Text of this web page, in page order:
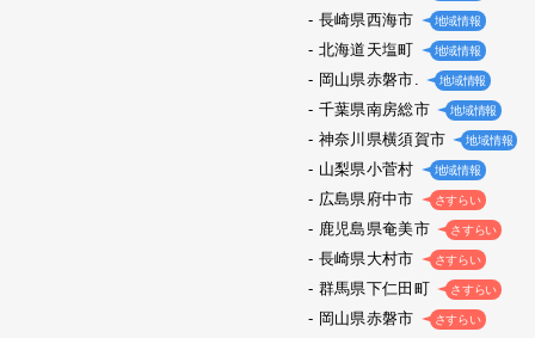
長崎県西海市 地域情報
北海道天塩町 地域情報
岡山県赤磐市. 地域情報
千葉県南房総市 地域情報
神奈川県横須賀市 地域情報
山梨県小菅村 地域情報
広島県府中市 さすらい
鹿児島県奄美市 さすらい
長崎県大村市 さすらい
群馬県下仁田町 さすらい
岡山県赤磐市 さすらい